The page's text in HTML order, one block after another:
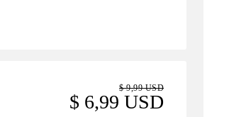
$ 9,99 USD
$ 6,99 USD